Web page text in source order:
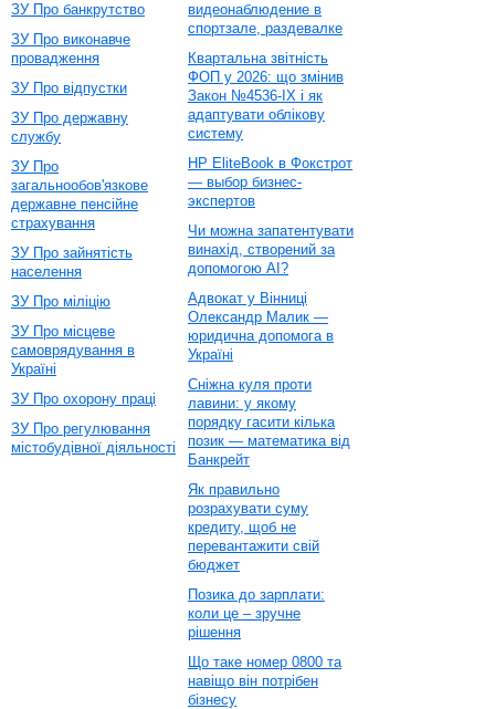
ЗУ Про банкрутство
ЗУ Про виконавче
провадження
ЗУ Про відпустки
ЗУ Про державну
службу
ЗУ Про
загальнообов'язкове
державне пенсійне
страхування
ЗУ Про зайнятість
населення
ЗУ Про міліцію
ЗУ Про місцеве
самоврядування в
Україні
ЗУ Про охорону праці
ЗУ Про регулювання
містобудівної діяльності
видеонаблюдение в
спортзале, раздевалке
Квартальна звітність
ФОП у 2026: що змінив
Закон №4536-IX і як
адаптувати облікову
систему
HP EliteBook в Фокстрот
— выбор бизнес-
экспертов
Чи можна запатентувати
винахід, створений за
допомогою AI?
Адвокат у Вінниці
Олександр Малик —
юридична допомога в
Україні
Сніжна куля проти
лавини: у якому
порядку гасити кілька
позик — математика від
Банкрейт
Як правильно
розрахувати суму
кредиту, щоб не
перевантажити свій
бюджет
Позика до зарплати:
коли це – зручне
рішення
Що таке номер 0800 та
навіщо він потрібен
бізнесу